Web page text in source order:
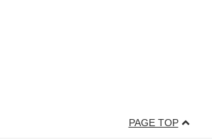
PAGE TOP